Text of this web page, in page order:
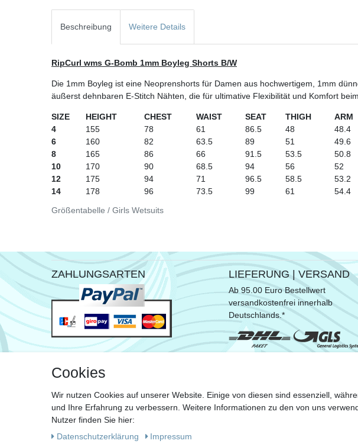
Beschreibung Weitere Details
RipCurl wms G-Bomb 1mm Boyleg Shorts B/W
Die 1mm Boyleg ist eine Neoprenshorts für Damen aus hochwertigem, 1mm
äußerst dehnbaren E-Stitch Nähten, die für ultimative Flexibilität und Komfort
Größentabelle / Girls Wetsuits
SIZE HEIGHT CHEST WAIST SEAT THIGH ARM
4
155 78 61 86.5 48 48.4
6
160 82 63.5 89 51 49.6
8
165 86 66 91.5 53.5 50.8
10
170 90 68.5 94 56 52
12
175 94 71 96.5 58.5 53.2
14
178 96 73.5 99 61 54.4
ZAHLUNGSARTEN LIEFERUNG | VERSAND
Ab 95.00 Euro Bestellwert
versandkostenfrei innerhalb
Deutschlands.*
Zu den Versandkosten
Cookies
Wir nutzen Cookies auf unserer Website. Einige von diesen sind essenziell,
und Ihre Erfahrung zu verbessern. Weitere Informationen zu den von uns
Nutzer finden Sie hier:
Daten­schutz­erklärung
Impressum